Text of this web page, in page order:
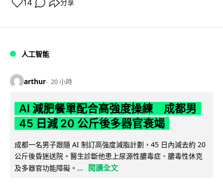
14 分享
人工智能
arthur 20 小時
AI 減肥餐單配合高強度操練 成都男
45 日減 20 公斤後多器官衰竭
成都一名男子跟隨 AI 制訂高強度減脂計劃，45 日內減去約 20
公斤後昏迷送院。醫生診斷他患上尿源性膿毒症、膿毒性休克
及多器官功能障礙。...
閱讀全文